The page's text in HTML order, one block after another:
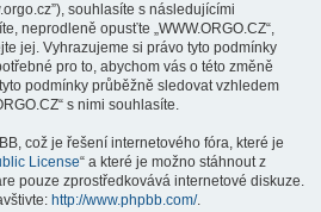
souhlasíte s následujícími
neprodleně opusťte „WWW.ORGO.CZ“,
jej. Vyhrazujeme si právo tyto podmínky
pro to, abychom vás o této změně
podmínky průběžně sledovat vzhledem
s nimi souhlasíte.
což je řešení internetového fóra, které je
License“ a které je možno stáhnout z
pouze zprostředkovává internetové diskuze.
http://www.phpbb.com/.